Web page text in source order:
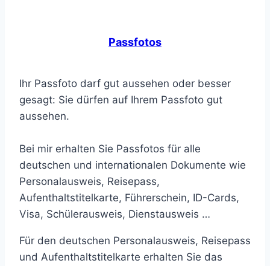
Passfotos
Ihr Passfoto darf gut aussehen oder besser
gesagt: Sie dürfen auf Ihrem Passfoto gut
aussehen.
Bei mir erhalten Sie Passfotos für alle
deutschen und internationalen Dokumente wie
Personalausweis, Reisepass,
Aufenthaltstitelkarte, Führerschein, ID-Cards,
Visa, Schülerausweis, Dienstausweis …
Für den deutschen Personalausweis, Reisepass
und Aufenthaltstitelkarte erhalten Sie das